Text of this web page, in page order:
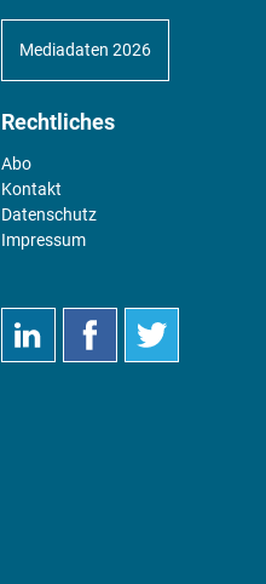
Mediadaten 2026
Rechtliches
Abo
Kontakt
Datenschutz
Impressum